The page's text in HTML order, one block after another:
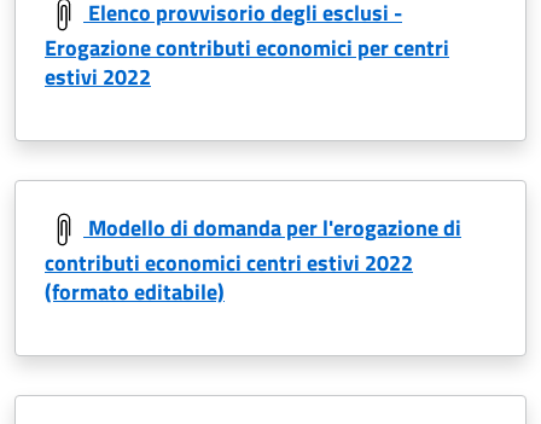
Elenco provvisorio degli esclusi -
Erogazione contributi economici per centri
estivi 2022
Modello di domanda per l'erogazione di
contributi economici centri estivi 2022
(formato editabile)